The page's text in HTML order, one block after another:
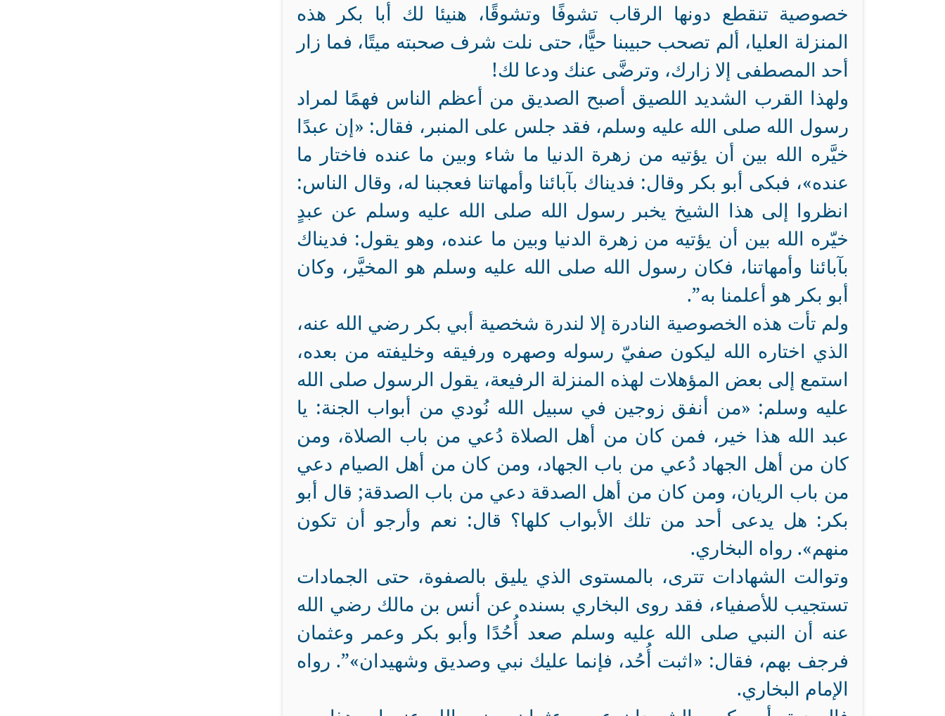
خصوصية تنقطع دونها الرقاب تشوفًا وتشوقًا، هنيئا لك أبا بكر هذه
المنزلة العليا، ألم تصحب حبيبنا حيًّا، حتى نلت شرف صحبته ميتًا، فما زار
أحد المصطفى إلا زارك، وترضَّى عنك ودعا لك!
ولهذا القرب الشديد اللصيق أصبح الصديق من أعظم الناس فهمًا لمراد
رسول الله صلى الله عليه وسلم، فقد جلس على المنبر، فقال‏:‏ «إن عبدًا
خيَّره الله بين أن يؤتيه من زهرة الدنيا ما شاء وبين ما عنده فاختار ما
عنده»، فبكى أبو بكر وقال: فديناك بآبائنا وأمهاتنا فعجبنا له، وقال الناس:
انظروا إلى هذا الشيخ يخبر رسول الله صلى الله عليه وسلم عن عبدٍ
خيّره الله بين أن يؤتيه من زهرة الدنيا وبين ما عنده، وهو يقول: فديناك
بآبائنا وأمهاتنا، فكان رسول الله صلى الله عليه وسلم هو المخيَّر، وكان
أبو بكر هو أعلمنا به”.
ولم تأت هذه الخصوصية النادرة إلا لندرة شخصية أبي بكر رضي الله عنه،
الذي اختاره الله ليكون صفيّ رسوله وصهره ورفيقه وخليفته من بعده،
استمع إلى بعض المؤهلات لهذه المنزلة الرفيعة، يقول الرسول صلى الله
عليه وسلم: «من أنفق زوجين في سبيل الله نُودي من أبواب الجنة: يا
عبد الله هذا خير، فمن كان من أهل الصلاة دُعي من باب الصلاة، ومن
كان من أهل الجهاد دُعي من باب الجهاد، ومن كان من أهل الصيام دعي
من باب الريان، ومن كان من أهل الصدقة دعي من باب الصدقة; قال أبو
بكر: هل يدعى أحد من تلك الأبواب كلها؟ قال: نعم وأرجو أن تكون
منهم». رواه البخاري.
وتوالت الشهادات تترى، بالمستوى الذي يليق بالصفوة، حتى الجمادات
تستجيب للأصفياء، فقد روى البخاري بسنده عن أنس بن مالك رضي الله
عنه أن النبي صلى الله عليه وسلم صعد أُحُدًا وأبو بكر وعمر وعثمان
فرجف بهم، فقال: «اثبت أُحُد، فإنما عليك نبي وصديق وشهيدان»”‏‏.‏ رواه
الإمام البخاري‏.